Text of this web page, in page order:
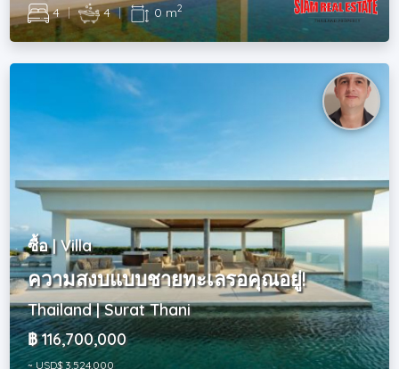
4 | 4 | 0 m2
ซื้อ | Villa
ความสงบแบบชายทะเลรอคุณอยู่!
Thailand | Surat Thani
฿ 116,700,000
~ USD$ 3,524,000